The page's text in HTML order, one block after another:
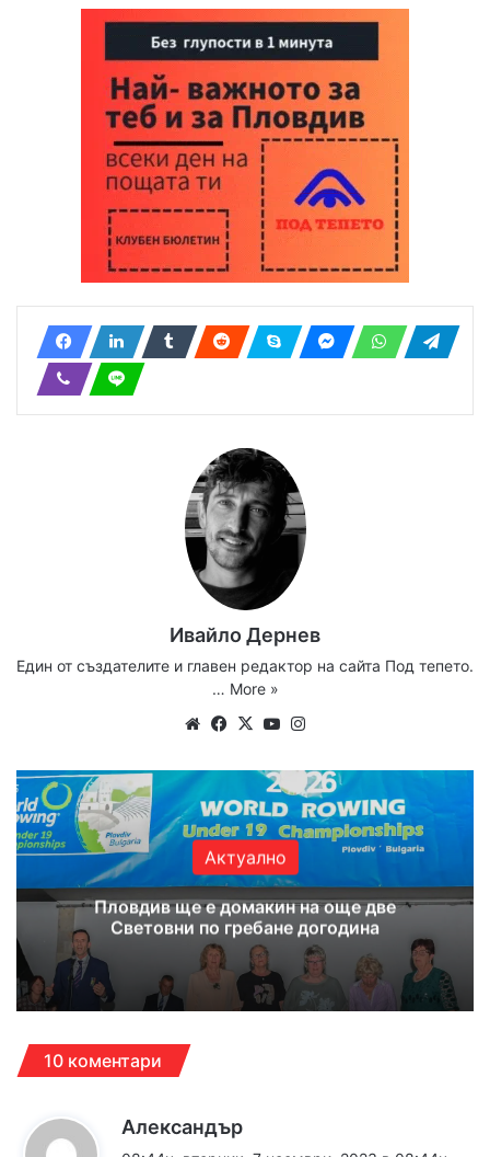
Ивайло Дернев
Един от създателите и главен редактор на сайта Под тепето.
… More »
WebsiteFacebook
X YouTube
Актуално
Пловдив ще е домакин на още две
Световни по гребане догодина
10 коментари
Александър